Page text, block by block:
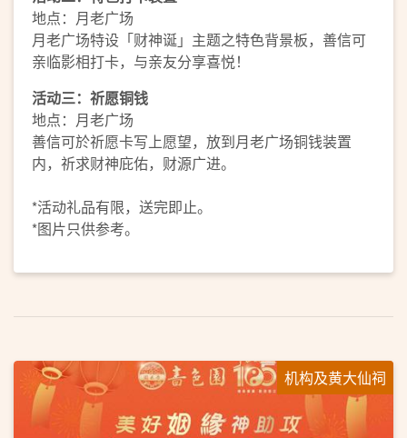
地点：月老广场
月老广场特设「财神诞」主题之特色背景板，善信可
亲临影相打卡，与亲友分享喜悦！
活动三：祈愿铜钱
地点：月老广场
善信可於祈愿卡写上愿望，放到月老广场铜钱装置
内，祈求财神庇佑，财源广进。
*活动礼品有限，送完即止。
*图片只供参考。
机构及黄大仙祠